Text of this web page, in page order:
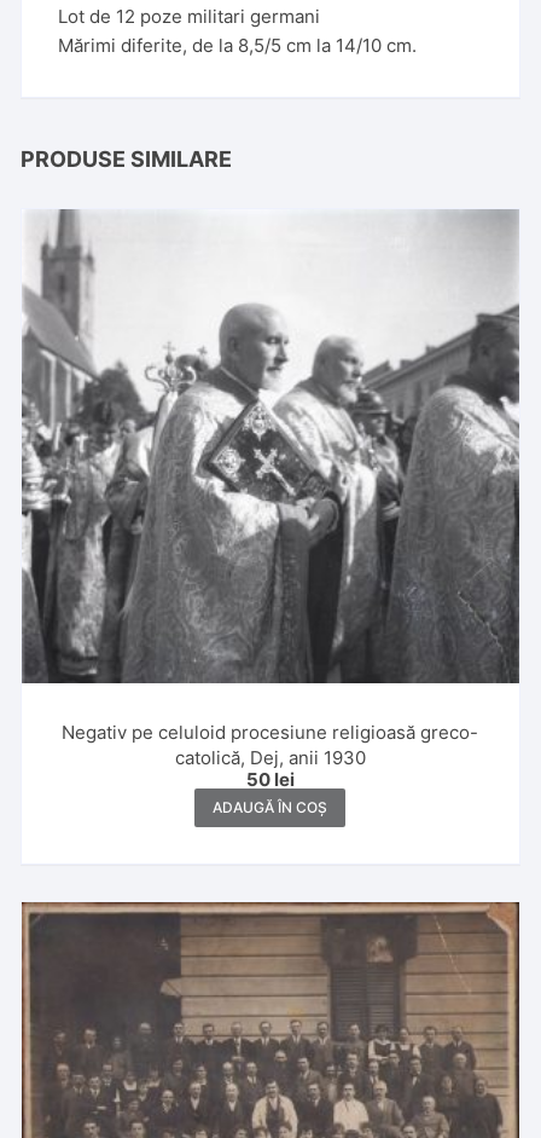
Lot de 12 poze militari germani
Mărimi diferite, de la 8,5/5 cm la 14/10 cm.
PRODUSE SIMILARE
Negativ pe celuloid procesiune religioasă greco-
catolică, Dej, anii 1930
50 lei
ADAUGĂ ÎN COȘ